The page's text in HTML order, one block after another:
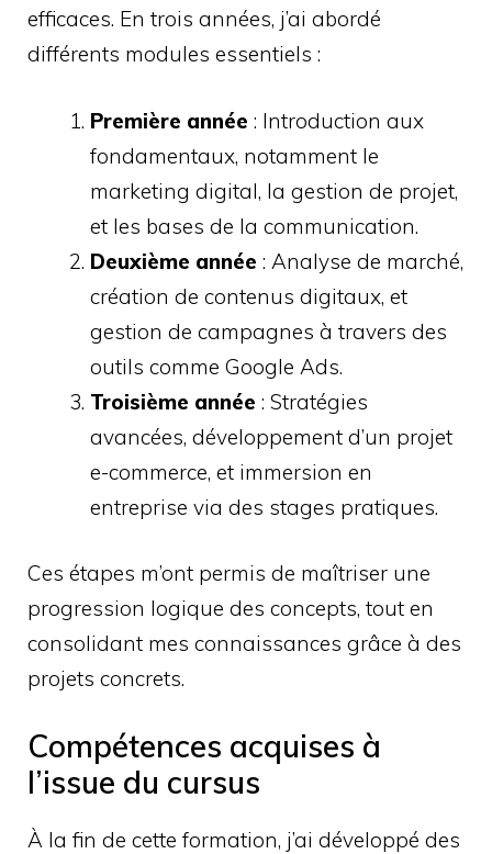
efficaces. En trois années, j’ai abordé
différents modules essentiels :
Première année : Introduction aux
fondamentaux, notamment le
marketing digital, la gestion de projet,
et les bases de la communication.
Deuxième année : Analyse de marché,
création de contenus digitaux, et
gestion de campagnes à travers des
outils comme Google Ads.
Troisième année : Stratégies
avancées, développement d’un projet
e-commerce, et immersion en
entreprise via des stages pratiques.
Ces étapes m’ont permis de maîtriser une
progression logique des concepts, tout en
consolidant mes connaissances grâce à des
projets concrets.
Compétences acquises à
l’issue du cursus
À la fin de cette formation, j’ai développé des